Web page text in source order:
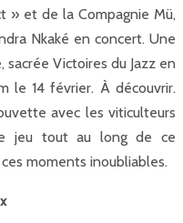
» et de la Compagnie Mü,
Nkaké en concert. Une
Victoires du Jazz en
le 14 février. À découvrir.
avec les viticulteurs
jeu tout au long de ce
moments inoubliables.